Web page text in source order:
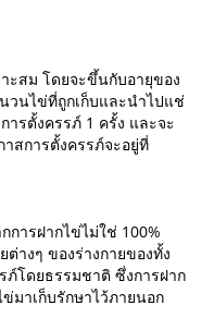
ะสม โดยจะขึ้นกับอายุของ
วนไข่ที่ถูกเก็บและนำไปแช่
รตั้งครรภ์ 1 ครั้ง และจะ
สการตั้งครรภ์จะอยู่ที่
การฝากไข่ไม่ใช่ 100%
ต่างๆ ของร่างกายของทั้ง
ภ์โดยธรรมชาติ ซึ่งการฝาก
มาเก็บรักษาไว้ภายนอก